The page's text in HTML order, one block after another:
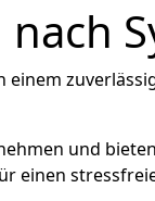
einem
und
einen